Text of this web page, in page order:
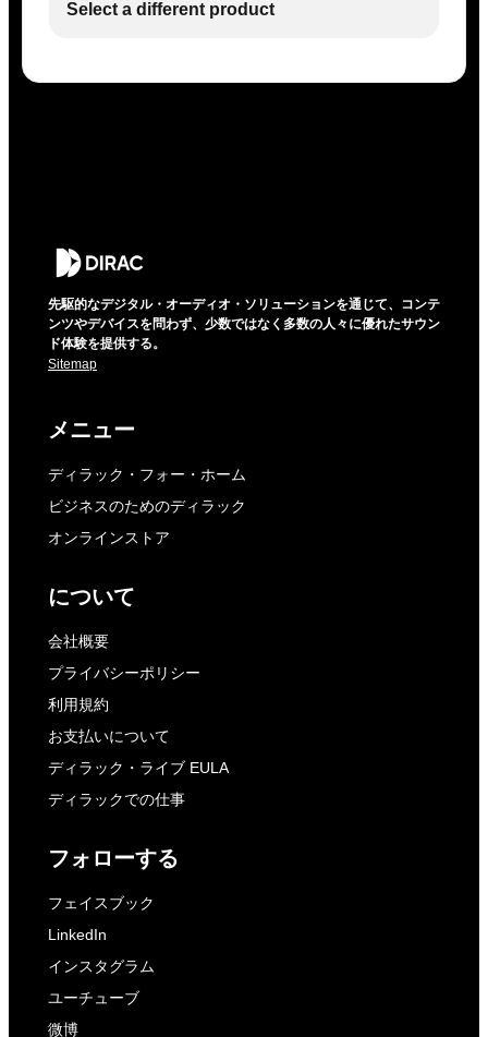
Select a different product
先駆的なデジタル・オーディオ・ソリューションを通じて、コンテ
ンツやデバイスを問わず、少数ではなく多数の人々に優れたサウン
ド体験を提供する。
Sitemap
メニュー
ディラック・フォー・ホーム
ビジネスのためのディラック
オンラインストア
について
会社概要
プライバシーポリシー
利用規約
お支払いについて
ディラック・ライブ EULA
ディラックでの仕事
フォローする
フェイスブック
LinkedIn
インスタグラム
ユーチューブ
微博